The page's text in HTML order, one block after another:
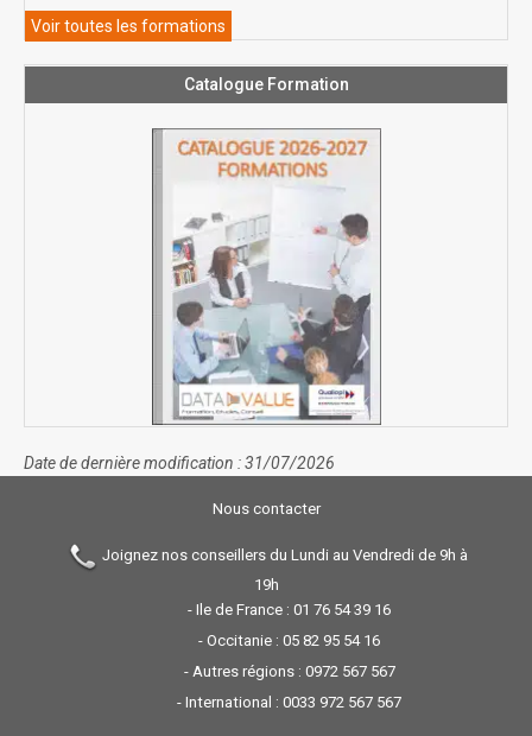
Voir toutes les formations
Catalogue Formation
Date de dernière modification : 31/07/2026
Nous contacter
Joignez nos conseillers du Lundi au Vendredi de 9h à
19h
- Ile de France : 01 76 54 39 16
- Occitanie : 05 82 95 54 16
- Autres régions : 0972 567 567
- International : 0033 972 567 567